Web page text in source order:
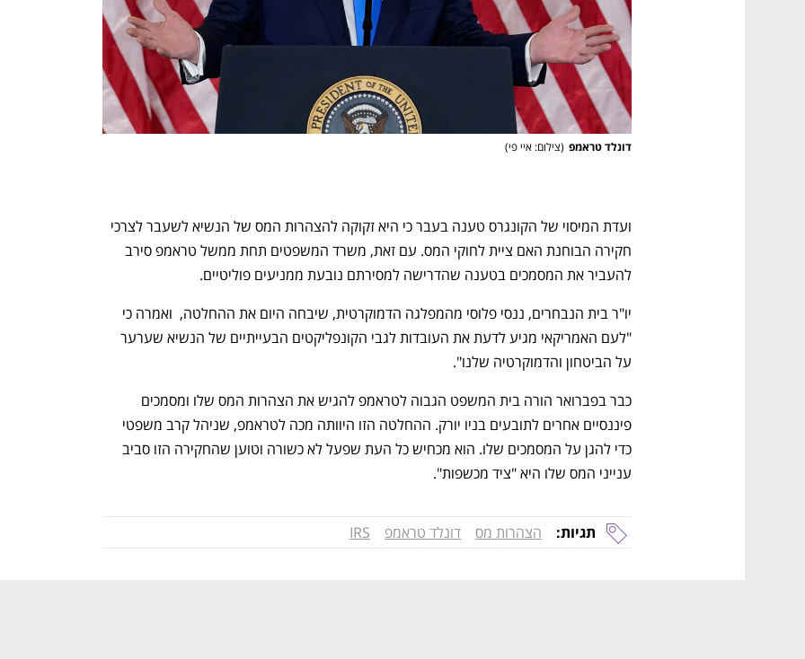
דונלד טראמפ (צילום: איי פי)
להעביר את המסמכים בטענה שהדרישה למסירתם נובעת ממניעים פוליטיים.
על הביטחון והדמוקרטיה שלנו".
ענייני המס שלו היא "ציד מכשפות".
תגיות: הצהרות מס דונלד טראמפ IRS